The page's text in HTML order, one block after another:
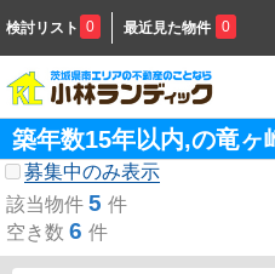
検討リスト 0 最近見た物件 0
築年数15年以内,の竜ヶ
募集中のみ表示
該当物件 5 件
空き数 6 件